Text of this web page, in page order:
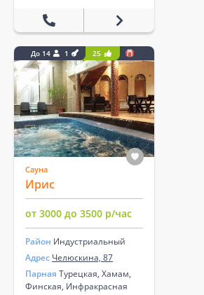
До 14 1 25
Сауна
Ирис
от 3000 до 3500 р/час
Район Индустриальный
Адрес Челюскина, 87
Парная Турецкая, Хамам,
Финская, Инфракрасная